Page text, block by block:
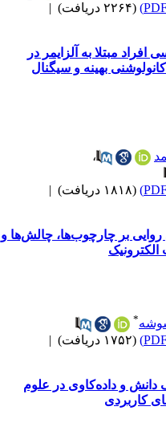
(۲۲۶۴ دریافت)
|
مبتلا به آلزایمر در
بهینه و سیگنال
،
(۱۸۱۸ دریافت)
|
بر چارچوب‌ها، چالش‌ها و
(۱۷۵۲ دریافت)
|
و داده‌کاوی در علوم
کاربردی